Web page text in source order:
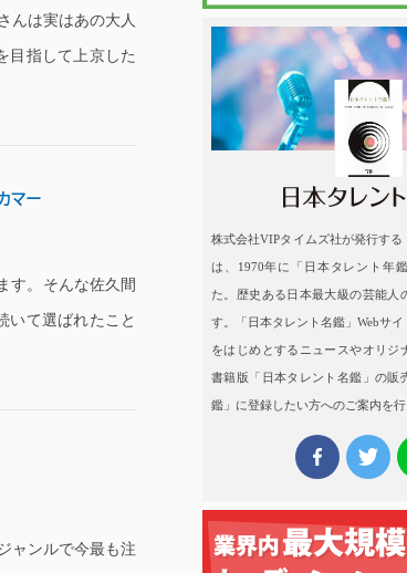
んは実はあの大人
目指して上京した
マー
す。そんな佐久間
いて選ばれたこと
ャンルで今最も注
日本タレント名鑑
タレント名鑑
株式会社VIPタイムズ社が発行する
は、1970年に「日本タレント年
た。歴史ある日本最大級の芸能人
す。「日本タレント名鑑」Webサ
をはじめとするニュースやオリジ
書籍版「日本タレント名鑑」の販
鑑」に登録したい方へのご案内を行